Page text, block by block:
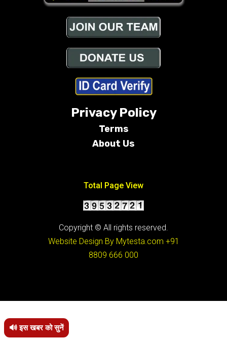
Privacy Policy
Terms
About Us
Total Page View
Copyright © All rights reserved.
Website Design By Mytesta.com +91
8809 666 000
🔊 इस खबर को सुनें